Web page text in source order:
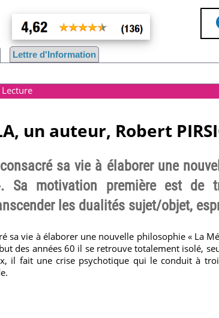
un auteur, Robert
sa vie à élaborer une
Sa motivation première est de
les dualités sujet/objet,
sa vie à élaborer une nouvelle philosophie « La
des années 60 il se retrouve totalement isolé,
il fait une crise psychotique qui le conduit à
Lettre d'Information